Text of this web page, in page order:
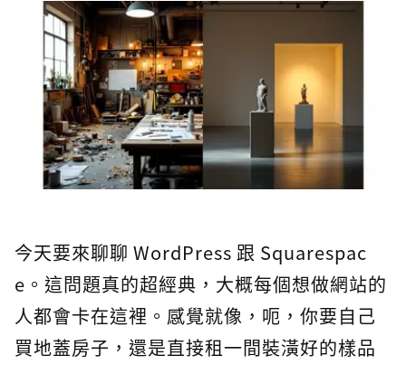
今天要來聊聊 WordPress 跟 Squarespac
e。這問題真的超經典，大概每個想做網站的
人都會卡在這裡。感覺就像，呃，你要自己
買地蓋房子，還是直接租一間裝潢好的樣品